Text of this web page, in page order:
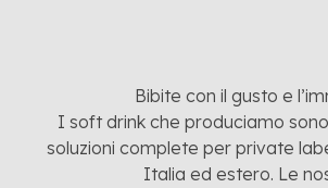
Bibite con il gusto e
I soft drink che produciamo
soluzioni complete per private
Italia ed estero. Le